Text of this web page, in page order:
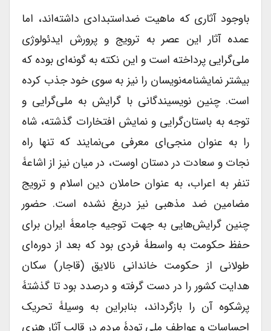
باوجود آثاری که ماهیت ضداستبدادی داشته‌اند، اما
عمده آثار این عصر به ترویج و پرورش ایدئولوژی
ملی‌گرایی پرداخته است و این نکته به گونه‌ای بوده که
بیشتر نمایشنامه‌نویسان را نیز به سوی خود جذب کرده
است. چنین نویسیندگانی با گرایش به ملی‌گرایی و
توجه به باستان‌گرایی و نمایش افتخارات گذشته، شاه
را به عنوان منجی‌ای معرفی می‌نمایند که تنها راه
نجات و سعادت در دستان اوست، در میان نیز از اشاعۀ
تنفر به اعراب، به عنوان حاملان دین اسلام و ترویج
مضامین ضد مذهبی نیز دریغ نشده است. حضور
چنین گرایش‌هایی به جهت توجیه جامعۀ ایران برای
حفظ حکومت به واسطۀ فردی بود که بعد از دوره‌ای
طولانی از حکومت خاندانی نالایق (قاجار) سکان
هدایت کشور را در دست گرفته و درصدد بود تا گذشتۀ
پرشکوه آن را بازگرداند، بنابراین به وسیلۀ تحریک